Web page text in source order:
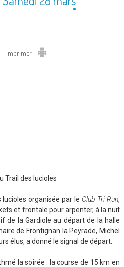
Imprimer
Trail des lucioles
organisée par le Club Tri Run,
et frontale pour arpenter, à la nuit
de la Gardiole au départ de la halle
de Frontignan la Peyrade, Michel
élus, a donné le signal de départ.
la soirée : la course de 15 km en